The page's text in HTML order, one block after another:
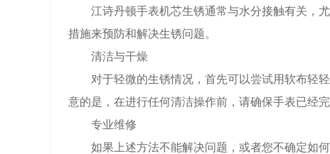
江诗丹顿手表机芯生锈通常与水分接触有关，尤
措施来预防和解决生锈问题。
清洁与干燥
对于轻微的生锈情况，首先可以尝试用软布轻轻
意的是，在进行任何清洁操作前，请确保手表已经
专业维修
如果上述方法不能解决问题，或者您不确定如何